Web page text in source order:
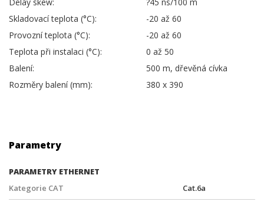
Skladovací teplota (°C):
-20 až 60
Provozní teplota (°C):
-20 až 60
Teplota při instalaci (°C):
0 až 50
Balení:
500 m, dřevěná cívka
Rozměry balení (mm):
380 x 390
Parametry
PARAMETRY ETHERNET
Kategorie CAT
Cat.6a